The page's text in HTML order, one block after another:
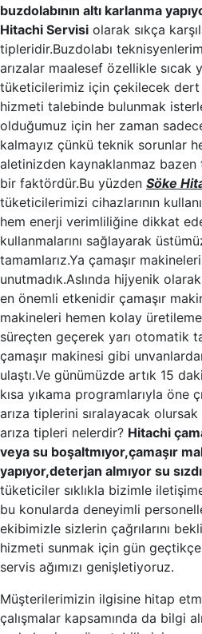
buzdolabının altı karlanma
Hitachi Servisi olarak sıkça
tipleridir.Buzdolabı
arızalar maalesef özellikle sıcak
tüketicilerimiz için çekilecek dert
hizmeti talebinde bulunmak
olduğumuz için her zaman
kalmayız çünkü teknik sorunlar
aletinizden kaynaklanmaz bazen
bir faktördür.Bu yüzden Söke
tüketicilerimizi cihazlarının
hem enerji verimliliğine dikkat
kullanmalarını sağlayarak
tamamlarız.Ya çamaşır
unutmadık.Aslında hijyenik olarak
en önemli etkenidir çamaşır
makineleri hemen kolay
süreçten geçerek yarı otomatik
çamaşır makinesi gibi
ulaştı.Ve günümüzde artık 15
kısa yıkama programlarıyla öne
arıza tiplerini sıralayacak olursak
arıza tipleri nelerdir? Hitachi
veya su boşaltmıyor,çamaşır
yapıyor,deterjan almıyor su
tüketiciler sıklıkla bizimle
bu konularda deneyimli
ekibimizle sizlerin çağrılarını
hizmeti sunmak için gün
servis ağımızı genişletiyoruz.
Müşterilerimizin ilgisine hitap
çalışmalar kapsamında da bilgi